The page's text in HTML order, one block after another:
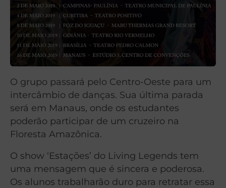
O grupo passará pelo Centro-Oeste para um
intercâmbio de danças. Sua última parada
será em Manaus, onde os estudantes
poderão participar de um cruzeiro na
Floresta Amazônica.
O show ‘Estações’ do Living Legends tem
uma mensagem que é sincera e poderosa.
Os alunos trabalharão duro para retratar essa